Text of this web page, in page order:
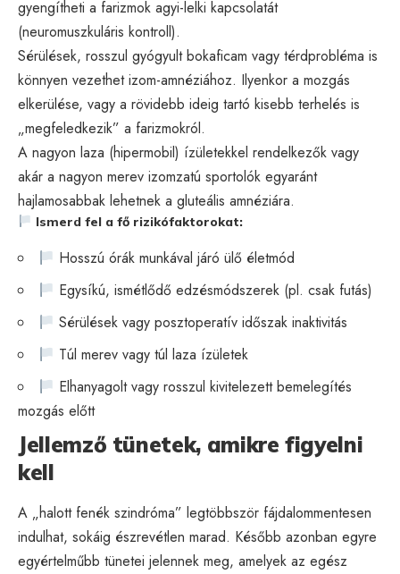
gyengítheti a farizmok agyi-lelki kapcsolatát
(neuromuszkuláris kontroll).
Sérülések, rosszul gyógyult bokaficam vagy térdprobléma is
könnyen vezethet izom-amnéziához. Ilyenkor a mozgás
elkerülése, vagy a rövidebb ideig tartó kisebb terhelés is
„megfeledkezik” a farizmokról.
A nagyon laza (hipermobil) ízületekkel rendelkezők vagy
akár a nagyon merev izomzatú sportolók egyaránt
hajlamosabbak lehetnek a gluteális amnéziára.
Ismerd fel a fő rizikófaktorokat:
Hosszú órák munkával járó ülő életmód
Egysíkú, ismétlődő edzésmódszerek (pl. csak futás)
Sérülések vagy posztoperatív időszak inaktivitás
Túl merev vagy túl laza ízületek
Elhanyagolt vagy rosszul kivitelezett bemelegítés
mozgás előtt
Jellemző tünetek, amikre figyelni
kell
A „halott fenék szindróma” legtöbbször fájdalommentesen
indulhat, sokáig észrevétlen marad. Később azonban egyre
egyértelműbb tünetei jelennek meg, amelyek az egész